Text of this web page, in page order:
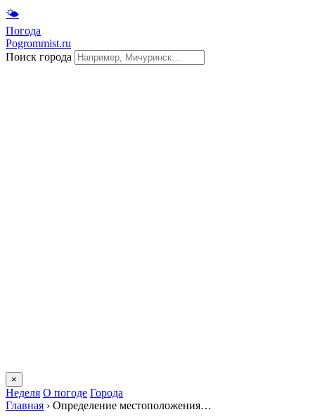
🌤
Погода
Pogrommist.ru
Поиск города
×
Неделя О погоде Города
Главная › Определение местоположения…